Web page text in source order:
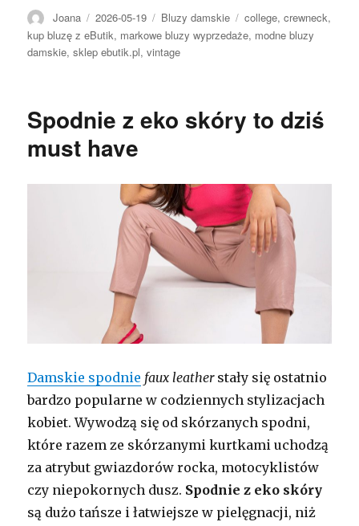
Autor
Joana Opublikowano
2026-05-19 Kategorie
Bluzy damskie Tagi
college,crewneck,
kup bluzę z eButik, markowe bluzy wyprzedaże, modne bluzy
damskie,sklep ebutik.pl,vintage
Spodnie z eko skóry to dziś
must have
Damskie spodnie faux leatherstały się ostatnio
bardzo popularne w codziennych stylizacjach
kobiet. Wywodzą się od skórzanych spodni,
które razem ze skórzanymi kurtkami uchodzą
za atrybut gwiazdorów rocka, motocyklistów
czy niepokornych dusz. Spodnie z eko skóry
są dużo tańsze i łatwiejsze w pielęgnacji, niż